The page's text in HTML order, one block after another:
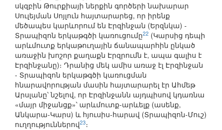
սկզբին Թուրքիայի ներքին գործերի նախարար
Սուլեյման Սոյլուն հայտարարեց, որ իրենք
մեծապես կարևորում են Էրզինջան (Երզնկա) -
Տրապիզոն երկաթգծի կառուցումը22 (Կարսից դեպի
արևմուտք երկաթուղային ճանապարհին ընկած
առաջին խոշոր քաղաքն Էրզրումն է, ապա գալիս է
Էրզինջանը)։ Դրանից մեկ ամիս առաջ էլ Էրզինջան
- Տրապիզոն երկաթգծի կառուցման
հնարավորության մասին հայտարարել էր Ահմեթ
Արսլանը՝ նշելով, որ Էրզինջանն այդպիսով կդառնա
«մայր միջանցք»՝ արևմուտք-արևելք (ասենք,
Անկարա-Կարս) և հյուսիս-հարավ (Տրապիզոն-Մուշ)
ուղղություններով23։